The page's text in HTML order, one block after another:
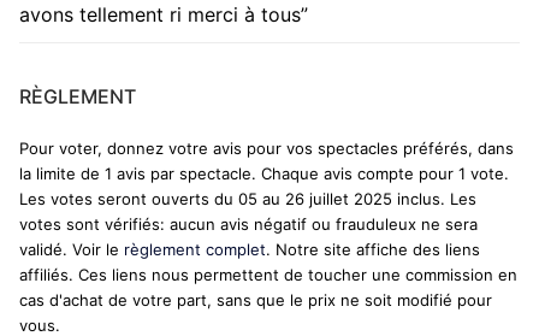
avons tellement ri merci à tous”
RÈGLEMENT
Pour voter, donnez votre avis pour vos spectacles préférés, dans
la limite de 1 avis par spectacle. Chaque avis compte pour 1 vote.
Les votes seront ouverts du 05 au 26 juillet 2025 inclus. Les
votes sont vérifiés: aucun avis négatif ou frauduleux ne sera
validé. Voir le règlement complet. Notre site affiche des liens
affiliés. Ces liens nous permettent de toucher une commission en
cas d'achat de votre part, sans que le prix ne soit modifié pour
vous.